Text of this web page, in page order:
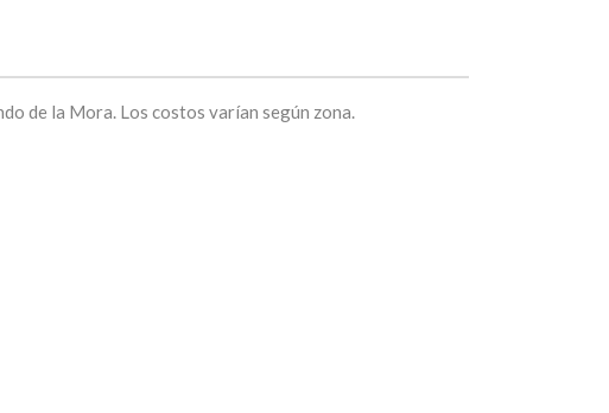
de la Mora. Los costos varían según zona.